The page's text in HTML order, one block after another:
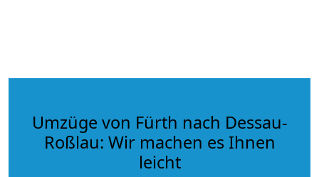
Umzüge von Fürth nach Dessau-
Roßlau: Wir machen es Ihnen
leicht